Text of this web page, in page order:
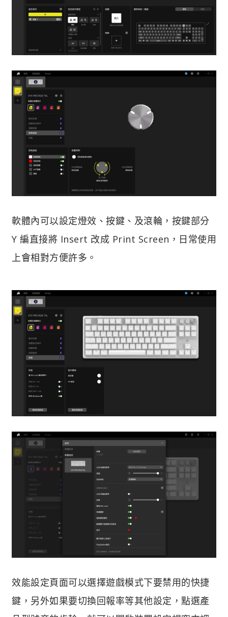
軟體內可以設定燈效、按鍵、及滾輪，按鍵部分
Y 編直接將 Insert 改成 Print Screen，日常使用
上會相對方便許多。
效能設定頁面可以選擇遊戲模式下要禁用的快捷
鍵，另外如果要切換回報率等其他設定，點選產